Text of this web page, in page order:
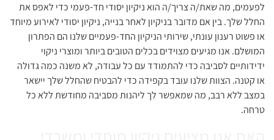
לפעמים, מה שאת/ה צריך/ה הוא ניקיון יסודי חד-פעמי כדי לאפס את
החלל שלך. בין אם מדובר בניקיון לאחר בנייה, ניקיון יסודי לאירוע מיוחד
או פשוט רענון עונתי, שירותי הניקיון החד-פעמיים שלנו הם הפתרון
המושלם. אנו מגיעים מצוידים בכלים הטובים ביותר ומוצרי ניקוי
ידידותיים לסביבה כדי להתמודד עם כל עבודה, לא משנה כמה גדולה
או קטנה. הצוות שלנו עובד בקפידה כדי להבטיח שהחלל שלך יישאר
במצב ללא רבב, מה שמאפשר לך ליהנות מסביבה מחודשת ללא כל
טרחה.